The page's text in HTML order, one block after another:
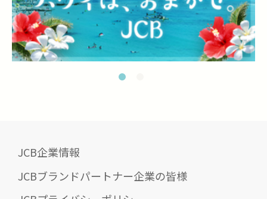
JCB企業情報
JCBブランドパートナー企業の皆様